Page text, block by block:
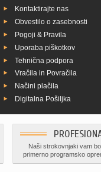
Kontaktirajte nas
Obvestilo o zasebnosti
Pogoji & Pravila
Uporaba piškotkov
Tehnična podpora
Vračila in Povračila
Načini plačila
Digitalna Pošiljka
Naši strokovnjaki vam
primerno programsko